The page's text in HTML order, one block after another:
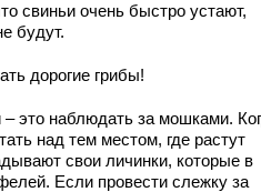
свиньи очень быстро устают,
будут.
дорогие грибы!
это наблюдать за мошками.
над тем местом, где растут
свои личинки, которые в
Если провести слежку за